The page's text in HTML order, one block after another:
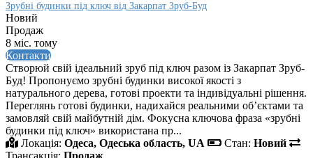
Зрубні будинки під ключ від Закарпат Зруб-Буд
Новий
Продаж
8 міс. тому
Контакти
Створюй свій ідеальний зруб під ключ разом із Закарпат Зруб-
Буд! Пропонуємо зрубні будинки високої якості з
натурального дерева, готові проекти та індивідуальні рішення.
Переглянь готові будинки, надихайся реальними об’єктами та
замовляй свій майбутній дім. Фокусна ключова фраза «зрубні
будинки під ключ» використана пр...
Локація: Одеса, Одеська область, UA Стан: Новий